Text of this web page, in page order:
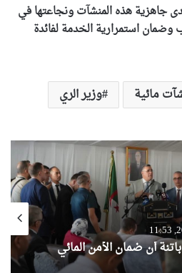
جاهزية هذه المنشآت ونجاعتها في
وضمان استمرارية الخدمة لفائدة
مائية وزير الري
أن ضمان الأمن المائي